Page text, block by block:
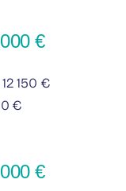
€
150 €
€
€